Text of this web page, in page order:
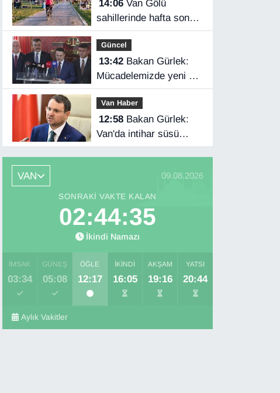
14:06Van Gölü
sahillerinde hafta sonu
yoğunluğu
Güncel
13:42Bakan Gürlek:
Mücadelemizde yeni bir
boyuta geçeceğiz
Van Haber
12:58Bakan Gürlek:
Van'da intihar süsü
verilen olay aydınlatıldı
VAN 09.08.2026
SONRAKI VAKTE KALAN
02:44:34
İkindi Namazı
İMSAK
03:34
GÜNEŞ
05:08
ÖĞLE
12:17
İKINDI
16:05
AKŞAM
19:16
YATSI
20:44
Aylık Vakitler